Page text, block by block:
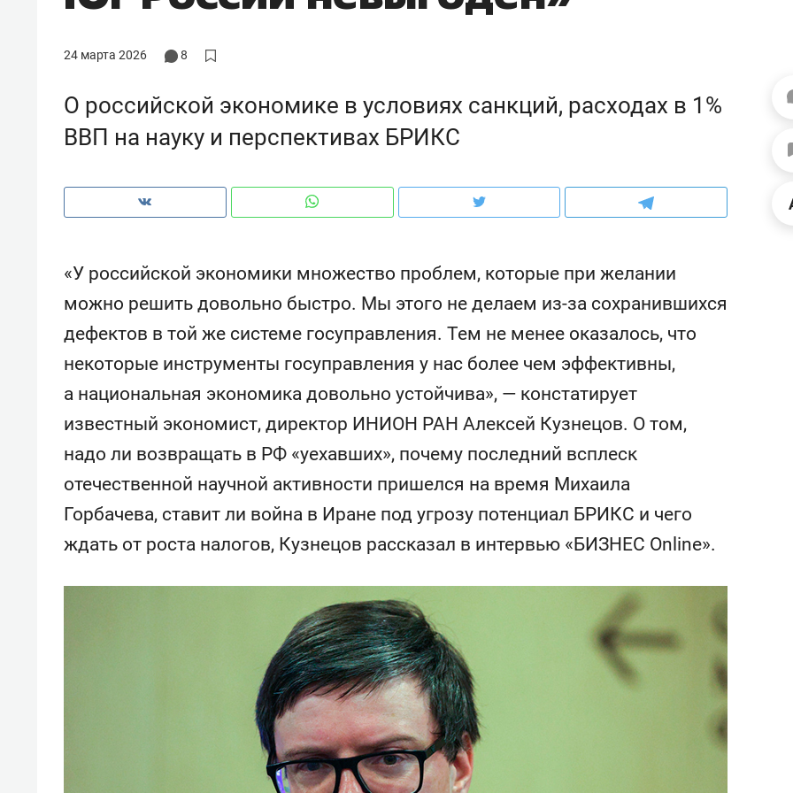
24 марта 2026 8
О российской экономике в условиях санкций, расходах в 1%
ВВП на науку и перспективах БРИКС
«У российской экономики множество проблем, которые при желании
можно решить довольно быстро. Мы этого не делаем из-за сохранившихся
дефектов в той же системе госуправления. Тем не менее оказалось, что
некоторые инструменты госуправления у нас более чем эффективны,
а национальная экономика довольно устойчива», — констатирует
известный экономист, директор ИНИОН РАН Алексей Кузнецов. О том,
надо ли возвращать в РФ «уехавших», почему последний всплеск
отечественной научной активности пришелся на время Михаила
Горбачева, ставит ли война в Иране под угрозу потенциал БРИКС и чего
ждать от роста налогов, Кузнецов рассказал в интервью «БИЗНЕС Online».
о трехкратном росте цен, дотошных
Оставить шум за волной: как
строят тишину в казанском
ЖК «Заря»
Психотерапевт «Фороса»:
«Директорский невроз» –
когда человек не считает
свою сверхнагрузку
стрессом»
Наседкина: «Ремонт
с мебелью за 2
для меня это